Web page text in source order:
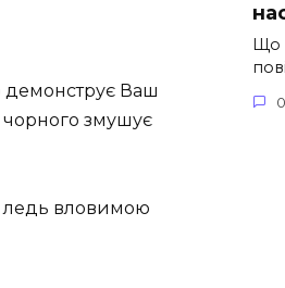
демонструє Ваш
чорного змушує
ледь вловимою
Що
0